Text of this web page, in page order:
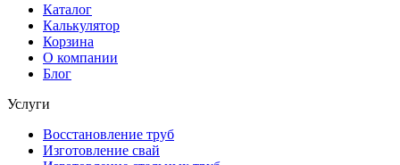
Каталог
Калькулятор
Корзина
О компании
Блог
Услуги
Восстановление труб
Изготовление свай